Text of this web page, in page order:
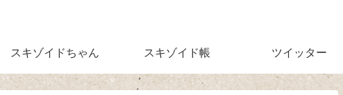
スキゾイドちゃん スキゾイド帳 ツイッター